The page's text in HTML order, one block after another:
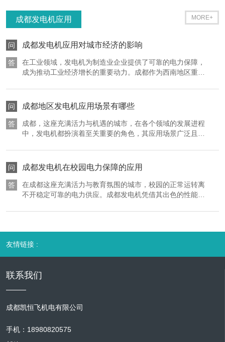
过程中，发电机的运输费用是不可忽视的一部分。如果租赁地点距离
租赁公司的仓库较远，或者运输路线存在交通不便、路况复杂等情
机的劳务费用等。当发电机运抵租赁地点后，还需要专业的技术人员
进行安装调试，以确保发电机能够正常运行。安装调试费用涵盖了技
术人员的上门服务费、调试过程中使用的工具和材料费用等。技术人
费用 康明斯发电机在运行过程中需要消耗燃油，燃油费用也是租赁期
间的一项重要开支。燃油费用的多少取决于发电机的功率、运行时间
以及燃油价格。功率越大的发电机，单位时间内的燃油消耗量就越
租赁公司通常会在租赁合同中明确燃油费用的承担方式，有些情况下
由租赁公司负责提供燃油并计入总费用，有些则要求客户自行承担燃
油费用。
成都发电机应用 MORE+
问 成都发电机应用对城市经济的影响
答
在工业领域，发电机为制造业企业提供了可靠的电力保障，
成为推动工业经济增长的重要动力。成都作为西南地区重要
线上的机器设备不停转。以汽车制造企业为例，焊接、喷漆
等关键工序需要稳定的电力来保证产品质量和生产效率。发
电机的及时供电避免了因停电导致的生产停滞、原材料浪费
和产品报废，降低了企业的生产成本，提高了企业的经济效
维护了企业的信誉和市场份额，进一步促进了企业的发展壮
大，带动了上下游产业链的协同发展，为城市工业经济的增
长注入了强大动力。 商业活动是城市经济的重要组成部分，
成都发电机的应用为商业的繁荣提供了有力支持。大型商
场、超市、酒店等商业场所，电力是其正常运营的关键。在
照明、空调、收银系统等设备的正常运行。这为消费者提供
和服务的销售，增加了商业企业的收入。此外，对于一些举
办大型商业活动的场所，如展览中心、演唱会场馆等，发电
投资和商业机会，还带动了周边餐饮、住宿、交通等相关产
繁荣。 在基础设施建设领域，成都发电机的应用为城市的建
设和发展提供了坚实的电力保障。城市的基础设施建设，如
道路、桥梁、地铁、水利等项目，施工周期长、用电需求
备提供稳定的电力，确保工程进度不受电力供应的影响。在
问 成都地区发电机应用场景有哪些
答
成都，这座充满活力与机遇的城市，在各个领域的发展进程
中，发电机都扮演着至关重要的角色，其应用场景广泛且多
调设施等对电力的依赖程度极高。尤其是在节假日或促销活
动期间，客流量大幅增加，用电负荷也随之攀升。一旦遭遇
突发停电，不仅会导致店铺无法正常营业，造成商品销售损
失，还可能引发顾客的恐慌和不满，影响购物中心的声誉。
电力支持，保障照明、电梯、收银系统等关键设备的正常运
活动的正常秩序。 成都的酒店行业同样离不开发电机的保
障。无论是高档的五星级酒店还是经济实惠的快捷酒店，都
发电机能够在第一时间介入，确保酒店的各项服务不受影
闲游客而言，舒适的住宿环境也不会因停电而大打折扣，从
产业，都对电力的连续性有着严格要求。生产线上的机器设
问 成都发电机在校园电力保障的应用
答
在成都这座充满活力与教育氛围的城市，校园的正常运转离
不开稳定可靠的电力供应。成都发电机凭借其出色的性能和
旦遭遇突发停电，教学进程将被打断，实验数据可能丢失，
间内恢复电力供应，确保教学活动不受太大影响。例如，在
教学活动的连贯性和质量，让学生们能够顺利完成学习任
友情链接 :
联系我们
成都凯恒飞机电有限公司
手机：18980820575